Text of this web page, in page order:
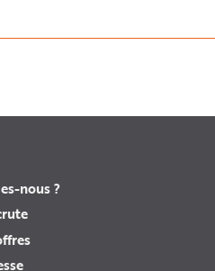
nous ?